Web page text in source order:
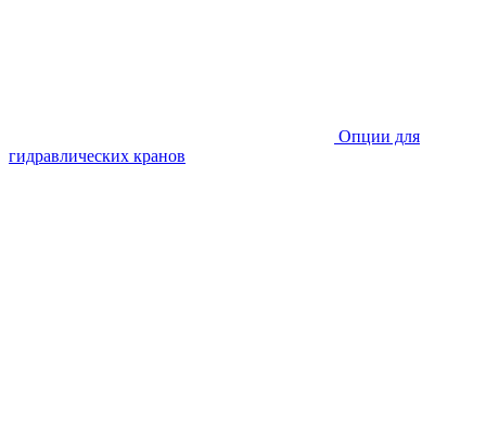
Опции для
гидравлических кранов